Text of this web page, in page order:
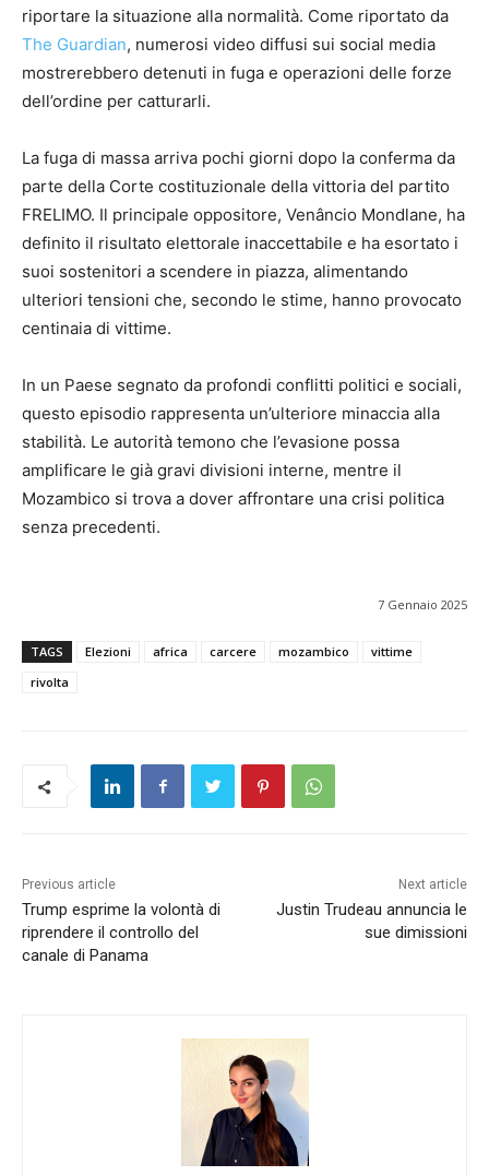
riportare la situazione alla normalità. Come riportato da
The Guardian, numerosi video diffusi sui social media
mostrerebbero detenuti in fuga e operazioni delle forze
dell’ordine per catturarli.
La fuga di massa arriva pochi giorni dopo la conferma da
parte della Corte costituzionale della vittoria del partito
FRELIMO. Il principale oppositore, Venâncio Mondlane, ha
definito il risultato elettorale inaccettabile e ha esortato i
suoi sostenitori a scendere in piazza, alimentando
ulteriori tensioni che, secondo le stime, hanno provocato
centinaia di vittime.
In un Paese segnato da profondi conflitti politici e sociali,
questo episodio rappresenta un’ulteriore minaccia alla
stabilità. Le autorità temono che l’evasione possa
amplificare le già gravi divisioni interne, mentre il
Mozambico si trova a dover affrontare una crisi politica
senza precedenti.
7 Gennaio 2025
TAGS Elezioni africa carcere mozambico
vittime
rivolta
Previous article
Trump esprime la volontà di
riprendere il controllo del
canale di Panama
Next article
Justin Trudeau annuncia le
sue dimissioni